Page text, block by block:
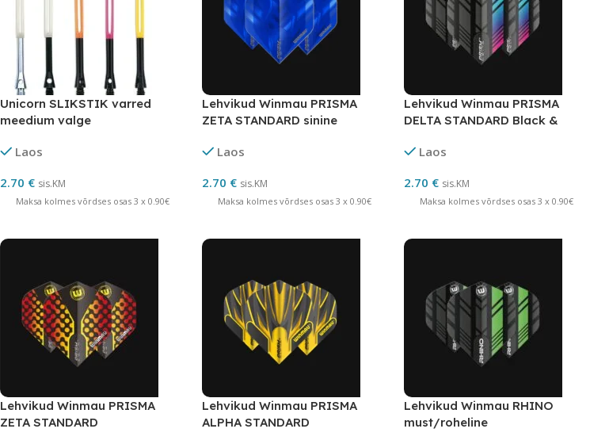
Unicorn SLIKSTIK varred
meedium valge
Laos
2.70 € sis.KM
Maksa kolmes võrdses osas 3 x 0.90€
Lehvikud Winmau PRISMA
ZETA STANDARD sinine
Laos
2.70 € sis.KM
Maksa kolmes võrdses osas 3 x 0.90€
Lehvikud Winmau PRISMA
DELTA STANDARD Black &
Laos
2.70 € sis.KM
Maksa kolmes võrdses osas 3 x 0.90€
Lehvikud Winmau PRISMA
ZETA STANDARD
Lehvikud Winmau PRISMA
ALPHA STANDARD
Lehvikud Winmau RHINO
must/roheline